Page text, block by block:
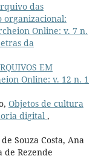
das
organizacional:
Online: v. 7 n.
da
EM
Online: v. 12 n. 1
Objetos de cultura
digital ,
Souza Costa, Ana
de Rezende